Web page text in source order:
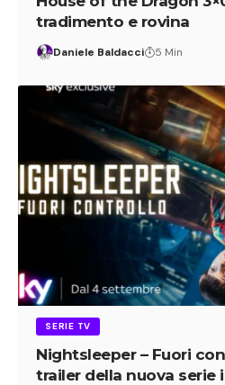
tradimento e rovina
Daniele Baldacci 5 Min
SERIE TV
Nightsleeper – Fuori
trailer della nuova serie